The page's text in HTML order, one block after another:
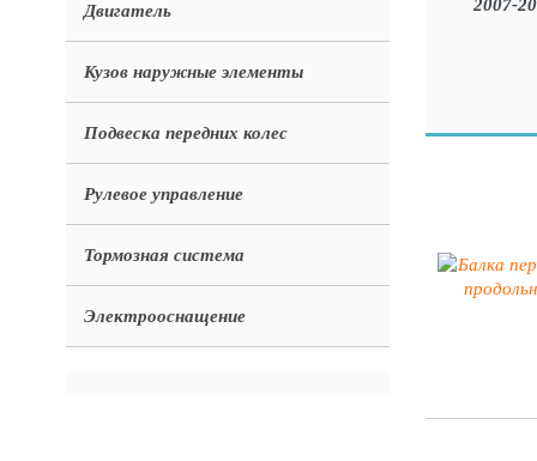
Двигатель
Кузов наружные элементы
Подвеска передних колес
Рулевое управление
Тормозная система
Электрооснащение